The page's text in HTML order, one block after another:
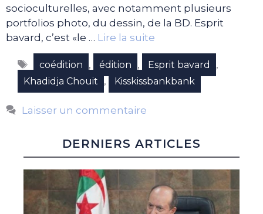
socioculturelles, avec notamment plusieurs
portfolios photo, du dessin, de la BD. Esprit
bavard, c’est «le … Lire la suite
Étiquettes
coédition , édition , Esprit bavard ,
Khadidja Chouit , Kisskissbankbank
Laisser un commentaire
DERNIERS ARTICLES